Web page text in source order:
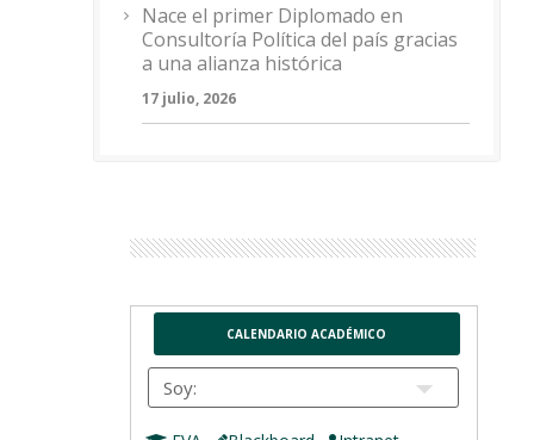
Nace el primer Diplomado en
Consultoría Política del país gracias
a una alianza histórica
17 julio, 2026